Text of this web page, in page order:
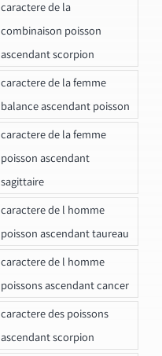
caractere de la
combinaison poisson
ascendant scorpion
caractere de la femme
balance ascendant poisson
caractere de la femme
poisson ascendant
sagittaire
caractere de l homme
poisson ascendant taureau
caractere de l homme
poissons ascendant cancer
caractere des poissons
ascendant scorpion